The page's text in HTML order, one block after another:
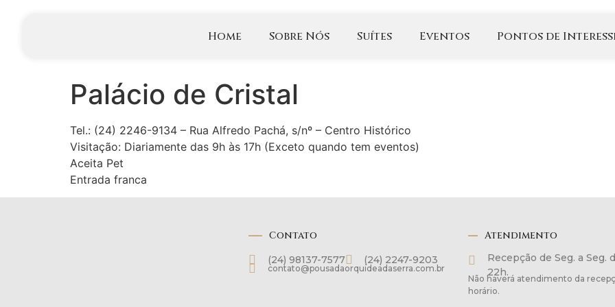
Home Sobre Nós Suítes Eventos Pontos de
Palácio de Cristal
Tel.: (24) 2246-9134 – Rua Alfredo Pachá, s/nº – Centro Histórico
Visitação: Diariamente das 9h às 17h (Exceto quando tem eventos)
Aceita Pet
Entrada franca
Contato
(24) 98137-7577 (24) 2247-9203
contato@pousadaorquideadaserra.com.br
Atendimento
Recepção de Seg. a Seg.
22h.
Não haverá atendimento da
horário.